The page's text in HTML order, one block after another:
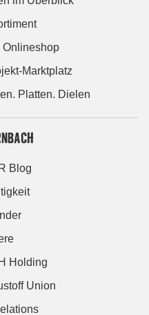
Onlineshop
Marktplatz
Platten. Dielen
Blog
Holding
Union